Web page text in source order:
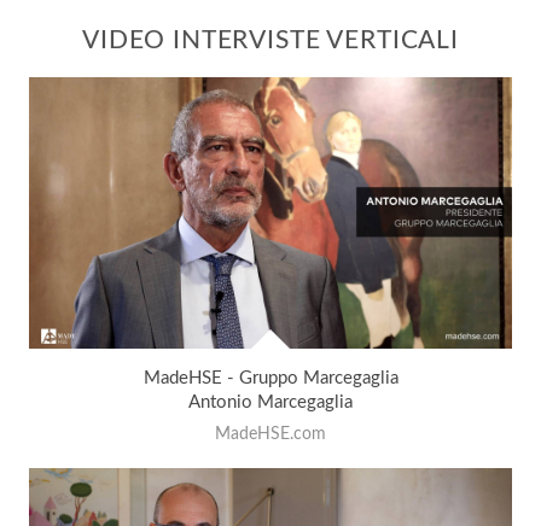
VIDEO INTERVISTE VERTICALI
MadeHSE - Gruppo Marcegaglia
Antonio Marcegaglia
MadeHSE.com